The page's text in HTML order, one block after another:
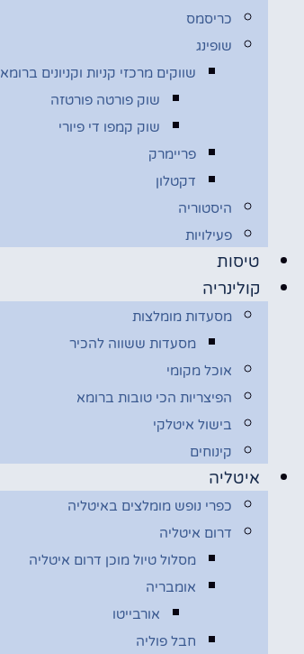
כריסמס
שופינג
שווקים מרכזי קניות וקניונים ברומא
שוק פורטה פורטזה
שוק קמפו די פיורי
פריימרק
דקטלון
היסטוריה
פעילויות
טיסות
קולינריה
מסעדות מומלצות
מסעדות ששווה להכיר
אוכל מקומי
הפיצריות הכי טובות ברומא
בישול איטלקי
קינוחים
איטליה
כפרי נופש מומלצים באיטליה
דרום איטליה
מסלול טיול מוכן דרום איטליה
אומבריה
אורבייטו
חבל פוליה